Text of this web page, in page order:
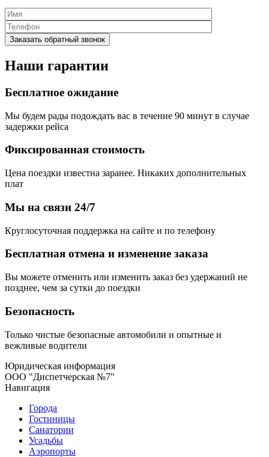
Наши гарантии
Бесплатное ожидание
Мы будем рады подождать вас в течение 90 минут в случае
задержки рейса
Фиксированная стоимость
Цена поездки известна заранее. Никаких дополнительных
плат
Мы на связи 24/7
Круглосуточная поддержка на сайте и по телефону
Бесплатная отмена и изменение заказа
Вы можете отменить или изменить заказ без удержаний не
позднее, чем за сутки до поездки
Безопасность
Только чистые безопасные автомобили и опытные и
вежливые водители
Юридическая информация
ООО "Диспетчерская №7"
Навигация
Города
Гостиницы
Санатории
Усадьбы
Аэропорты